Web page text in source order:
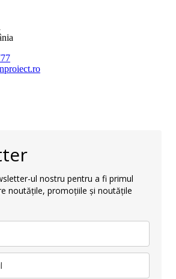
ul nostru pentru a fi primul
noutățile, promoțiile și noutățile